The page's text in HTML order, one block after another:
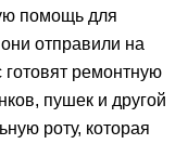
помощь для
отправили на
ремонтную
пушек и другой
роту, которая